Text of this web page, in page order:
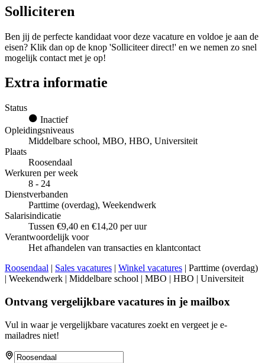
Solliciteren
Ben jij de perfecte kandidaat voor deze vacature en voldoe je aan de
eisen? Klik dan op de knop 'Solliciteer direct!' en we nemen zo snel
mogelijk contact met je op!
Extra informatie
Status
Inactief
Opleidingsniveaus
Middelbare school, MBO, HBO, Universiteit
Plaats
Roosendaal
Werkuren per week
8 - 24
Dienstverbanden
Parttime (overdag), Weekendwerk
Salarisindicatie
Tussen €9,40 en €14,20 per uur
Verantwoordelijk voor
Het afhandelen van transacties en klantcontact
Roosendaal | Sales vacatures | Winkel vacatures | Parttime (overdag)
| Weekendwerk | Middelbare school | MBO | HBO | Universiteit
Ontvang vergelijkbare vacatures in je mailbox
Vul in waar je vergelijkbare vacatures zoekt en vergeet je e-
mailadres niet!